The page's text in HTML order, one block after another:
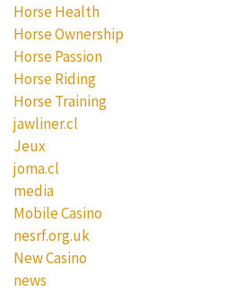
Horse Health
Horse Ownership
Horse Passion
Horse Riding
Horse Training
jawliner.cl
Jeux
joma.cl
media
Mobile Casino
nesrf.org.uk
New Casino
news